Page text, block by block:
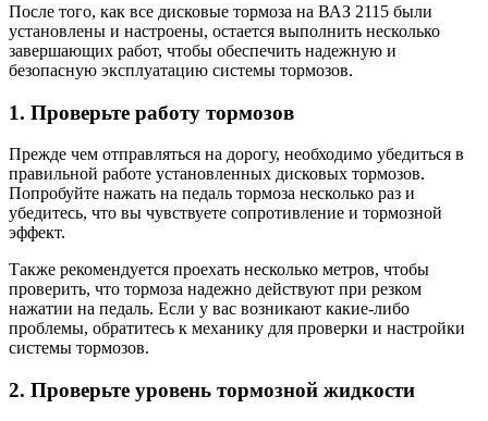
После того, как все дисковые тормоза на ВАЗ 2115 были
установлены и настроены, остается выполнить несколько
завершающих работ, чтобы обеспечить надежную и
безопасную эксплуатацию системы тормозов.
1. Проверьте работу тормозов
Прежде чем отправляться на дорогу, необходимо убедиться в
правильной работе установленных дисковых тормозов.
Попробуйте нажать на педаль тормоза несколько раз и
убедитесь, что вы чувствуете сопротивление и тормозной
эффект.
Также рекомендуется проехать несколько метров, чтобы
проверить, что тормоза надежно действуют при резком
нажатии на педаль. Если у вас возникают какие-либо
проблемы, обратитесь к механику для проверки и настройки
системы тормозов.
2. Проверьте уровень тормозной жидкости